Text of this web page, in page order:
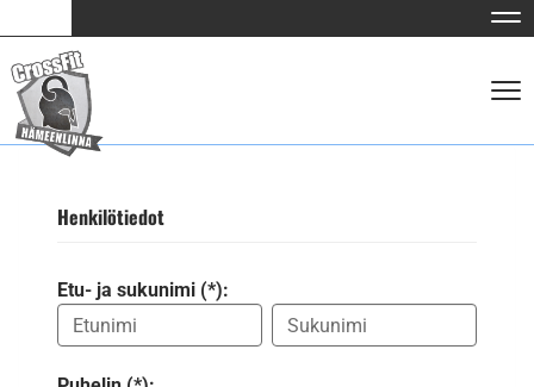
Henkilötiedot
Etu- ja sukunimi (*):